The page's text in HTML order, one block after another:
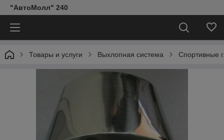
"АвтоМолл" 240
Товары и услуги Выхлопная система Спортивные